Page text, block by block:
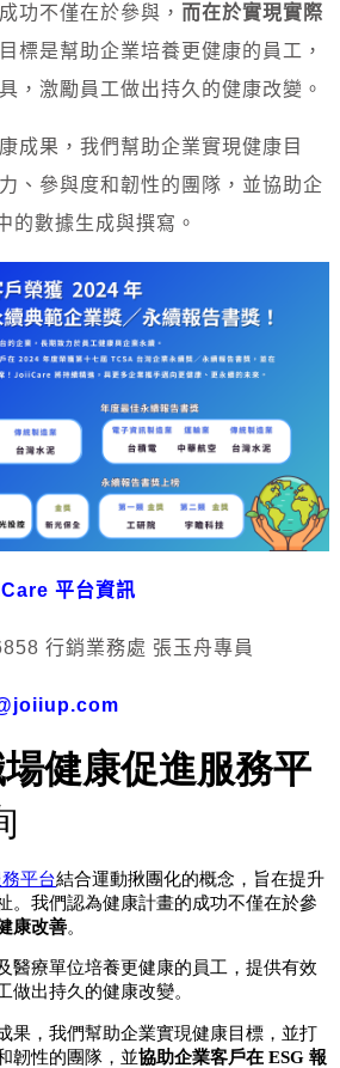
功不僅在於參與， 而在於實現實際
標是幫助企業培養更健康的員工，
，激勵員工做出持久的健康改變。
成果，我們幫助企業實現健康目
、參與度和韌性的團隊，並協助企
的數據生成與撰寫。
平台資訊
行銷業務處 張玉舟專員